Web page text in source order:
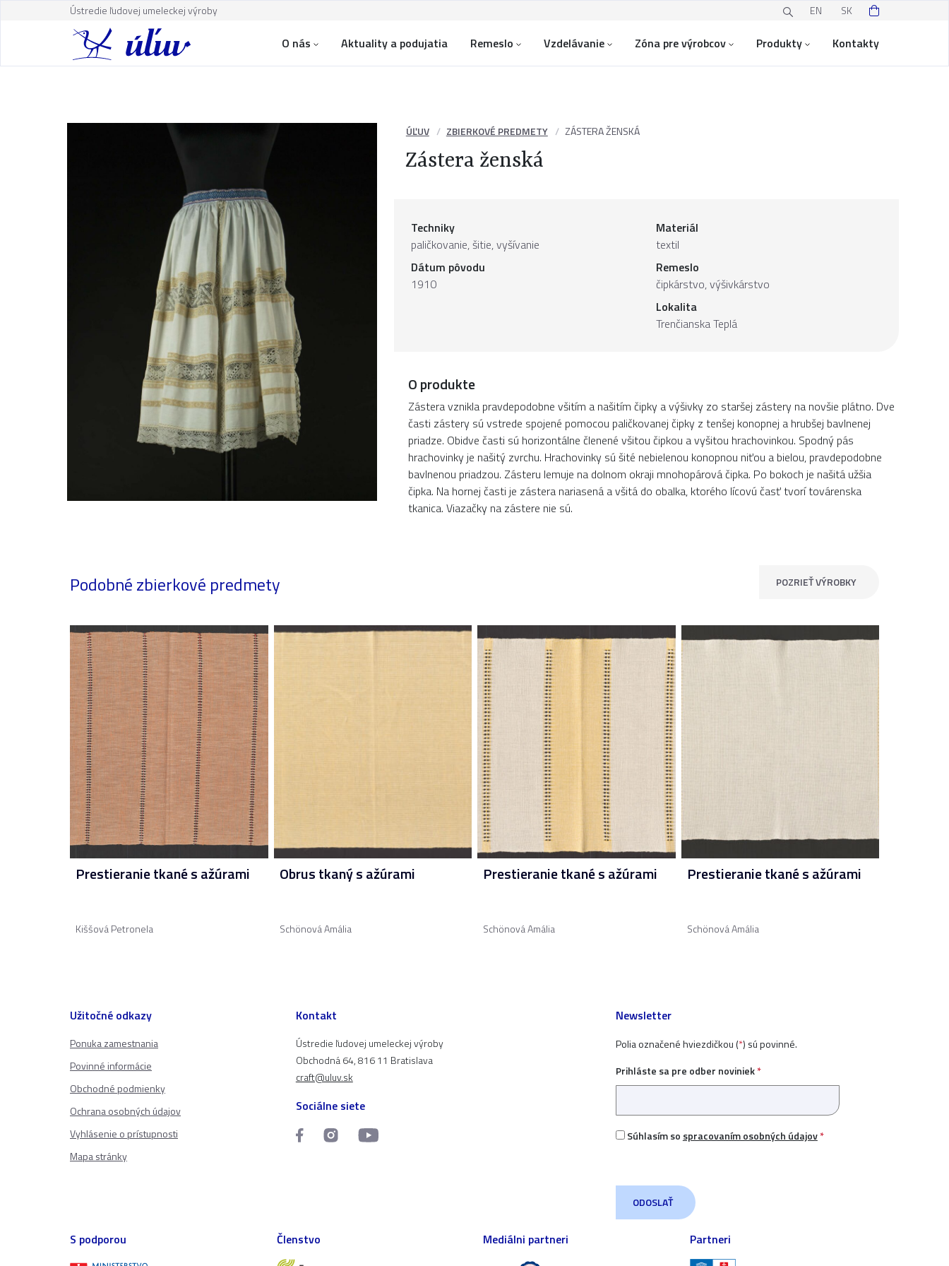
Ústredie ľudovej umeleckej výroby EN SK
O nás Aktuality a podujatia Remeslo Vzdelávanie Zóna pre výrobcov Produkty Kontakty
ÚĽUV ZBIERKOVÉ PREDMETY ZÁSTERA ŽENSKÁ
Zástera ženská
Techniky
paličkovanie, šitie, vyšívanie
Dátum pôvodu
1910
Materiál
textil
Remeslo
čipkárstvo, výšivkárstvo
Lokalita
Trenčianska Teplá
O produkte
Zástera vznikla pravdepodobne všitím a našitím čipky a výšivky zo staršej zástery na novšie plátno. Dve
časti zástery sú vstrede spojené pomocou paličkovanej čipky z tenšej konopnej a hrubšej bavlnenej
priadze. Obidve časti sú horizontálne členené všitou čipkou a vyšitou hrachovinkou. Spodný pás
hrachovinky je našitý zvrchu. Hrachovinky sú šité nebielenou konopnou niťou a bielou, pravdepodobne
bavlnenou priadzou. Zásteru lemuje na dolnom okraji mnohopárová čipka. Po bokoch je našitá užšia
čipka. Na hornej časti je zástera nariasená a všitá do obalka, ktorého lícovú časť tvorí továrenska
tkanica. Viazačky na zástere nie sú.
Podobné zbierkové predmety POZRIEŤ VÝROBKY
Prestieranie tkané s ažúrami
Kiššová Petronela
Obrus tkaný s ažúrami
Schönová Amália
Prestieranie tkané s ažúrami
Schönová Amália
Prestieranie tkané s ažúrami
Schönová Amália
Užitočné odkazy
Ponuka zamestnania
Povinné informácie
Obchodné podmienky
Ochrana osobných údajov
Vyhlásenie o prístupnosti
Mapa stránky
Kontakt
Ústredie ľudovej umeleckej výroby
Obchodná 64, 816 11 Bratislava
craft@uluv.sk
Sociálne siete
Newsletter
Polia označené hviezdičkou (*) sú povinné.
Prihláste sa pre odber noviniek*
Súhlasím so spracovaním osobných údajov*
S podporou Členstvo Mediálni partneri Partneri